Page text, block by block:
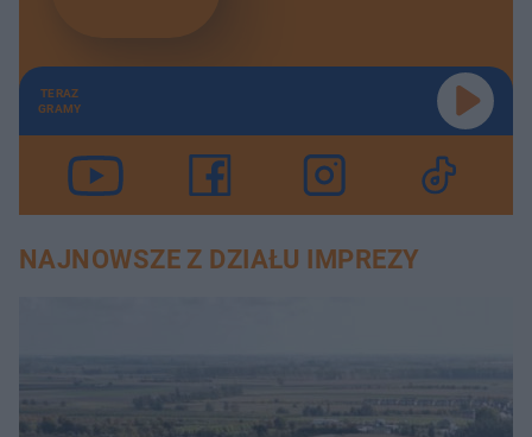
TERAZ
GRAMY
NAJNOWSZE Z DZIAŁU IMPREZY